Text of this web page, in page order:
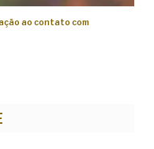
ao contato com